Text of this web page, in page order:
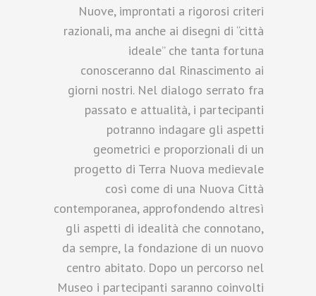
Nuove, improntati a rigorosi criteri
razionali, ma anche ai disegni di “città
ideale” che tanta fortuna
conosceranno dal Rinascimento ai
giorni nostri. Nel dialogo serrato fra
passato e attualità, i partecipanti
potranno indagare gli aspetti
geometrici e proporzionali di un
progetto di Terra Nuova medievale
così come di una Nuova Città
contemporanea, approfondendo altresì
gli aspetti di idealità che connotano,
da sempre, la fondazione di un nuovo
centro abitato. Dopo un percorso nel
Museo i partecipanti saranno coinvolti